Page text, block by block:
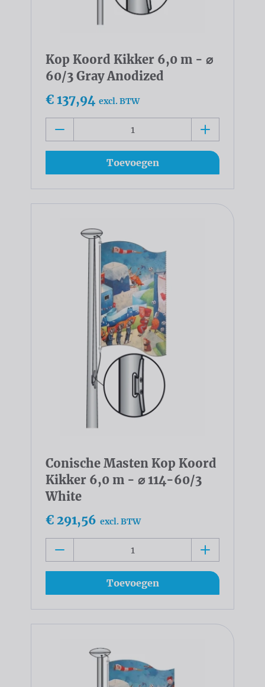
Kop Koord Kikker 6,0 m - ⌀
60/3 Gray Anodized
€ 137,94 excl. BTW
Toevoegen
Conische Masten Kop Koord
Kikker 6,0 m - ⌀ 114-60/3
White
€ 291,56 excl. BTW
Toevoegen